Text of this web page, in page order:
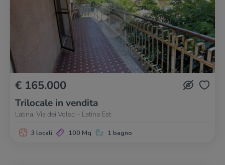
€ 165.000
Trilocale in vendita
Latina, Via dei Volsci - Latina Est
3 locali 100 Mq 1 bagno